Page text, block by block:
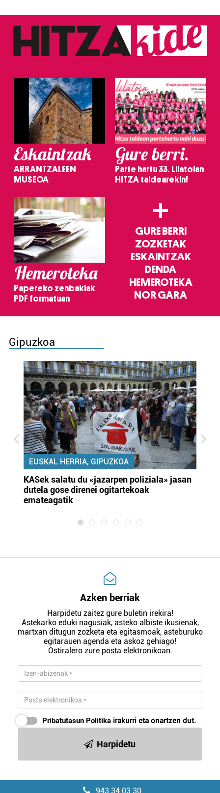
Eskaintzak
ARRANTZALEEN
MUSEOA
Gure berri.
Parte hartu 33. Lilatoian
HITZA taldearekin!
Hemeroteka
Papereko zenbakiak
PDF formatuan
+
GURE BERRI
ZOZKETAK
ESKAINTZAK
DENDA
HEMEROTEKA
NOR GARA
Gipuzkoa
EUSKAL HERRIA, GIPUZKOA
KASek salatu du «jazarpen poliziala» jasan
dutela gose direnei ogitartekoak
emateagatik
Azken berriak
Harpidetu zaitez gure buletin irekira!
Astekarko eduki nagusiak, asteko albiste ikusienak,
martxan ditugun zozketa eta egitasmoak, asteburuko
egitarauen agenda eta askoz gehiago!
Ostiralero zure posta elektronikoan.
Pribatutasun Politika irakurri eta onartzen dut.
Harpidetu
943 34 03 30